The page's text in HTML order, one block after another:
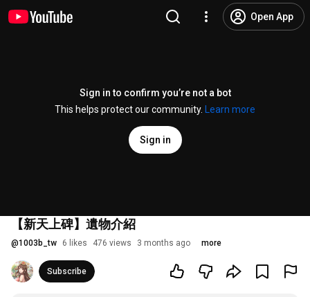
Open App
Sign in to confirm you’re not a bot
This helps protect our community.
Learn more
Sign in
【新天上碑】遺物介紹
@1003b_tw 6 likes 476 views 3 months ago more
Subscribe